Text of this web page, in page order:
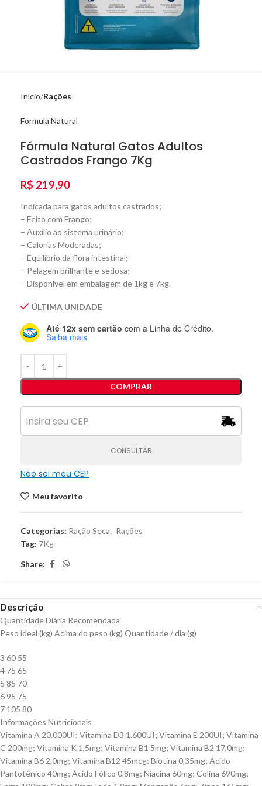
Início Rações
Formula Natural
Fórmula Natural Gatos Adultos
Castrados Frango 7Kg
R$ 219,90
Indicada para gatos adultos castrados;
– Feito com Frango;
– Auxílio ao sistema urinário;
– Calorias Moderadas;
– Equilíbrio da flora intestinal;
– Pelagem brilhante e sedosa;
– Disponível em embalagem de 1kg e 7kg.
ÚLTIMA UNIDADE
Até 12x sem cartão com a Linha de Crédito.
Saiba mais
COMPRAR
CONSULTAR
Não sei meu CEP
Meu favorito
Categorias: Ração Seca, Rações
Tag: 7Kg
Share:
Descrição
Quantidade Diária Recomendada
Peso ideal (kg) Acima do peso (kg) Quantidade / dia (g)
3 60 55
4 75 65
5 85 70
6 95 75
7 105 80
Informações Nutricionais
Vitamina A 20.000UI; Vitamina D3 1.600UI; Vitamina E 200UI; Vitamina
C 200mg; Vitamina K 1,5mg; Vitamina B1 5mg; Vitamina B2 17,0mg;
Vitamina B6 2,0mg; Vitamina B12 45mcg; Biotina 0,35mg; Ácido
Pantotênico 40mg; Ácido Fólico 0,8mg; Niacina 60mg; Colina 690mg;